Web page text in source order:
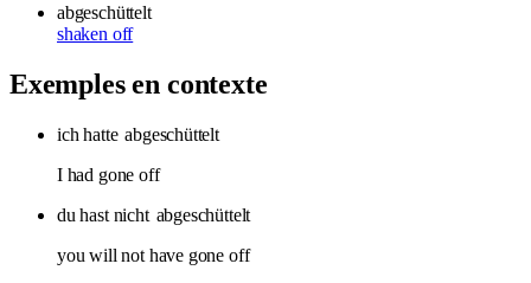
abgeschüttelt
shaken off
Exemples en contexte
ich hatte abgeschüttelt
I had gone off
du hast nicht abgeschüttelt
you will not have gone off